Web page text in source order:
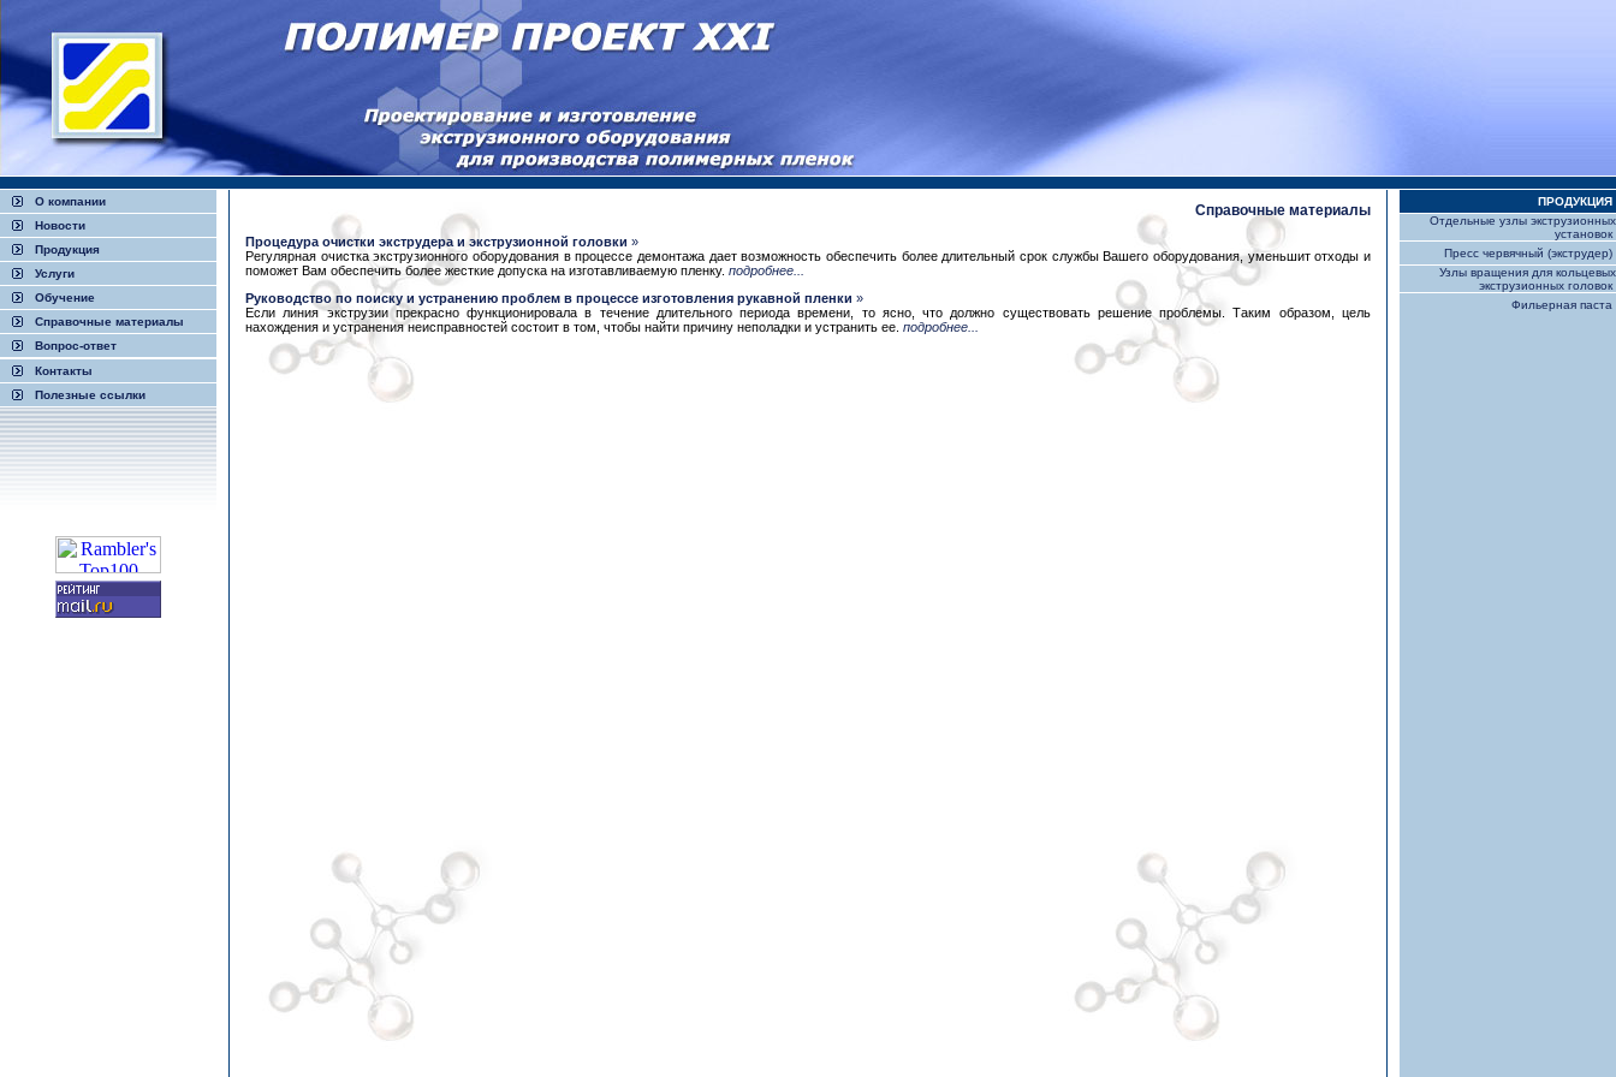
О компании
Новости
Продукция
Услуги
Обучение
Справочные материалы
Вопрос-ответ
Контакты
Полезные ссылки
Справочные материалы
Процедура очистки экструдера и экструзионной головки »
Регулярная очистка экструзионного оборудования в процессе демонтажа дает возможность обеспечить более длительный срок службы Вашего оборудования, уменьшит отходы и
поможет Вам обеспечить более жесткие допуска на изготавливаемую пленку. подробнее...
Руководство по поиску и устранению проблем в процессе изготовления рукавной пленки »
Если линия экструзии прекрасно функционировала в течение длительного периода времени, то ясно, что должно существовать решение проблемы. Таким образом, цель
нахождения и устранения неисправностей состоит в том, чтобы найти причину неполадки и устранить ее. подробнее...
ПРОДУКЦИЯ
Отдельные узлы экструзионных
установок
Пресс червячный (экструдер)
Узлы вращения для кольцевых
экструзионных головок
Фильерная паста